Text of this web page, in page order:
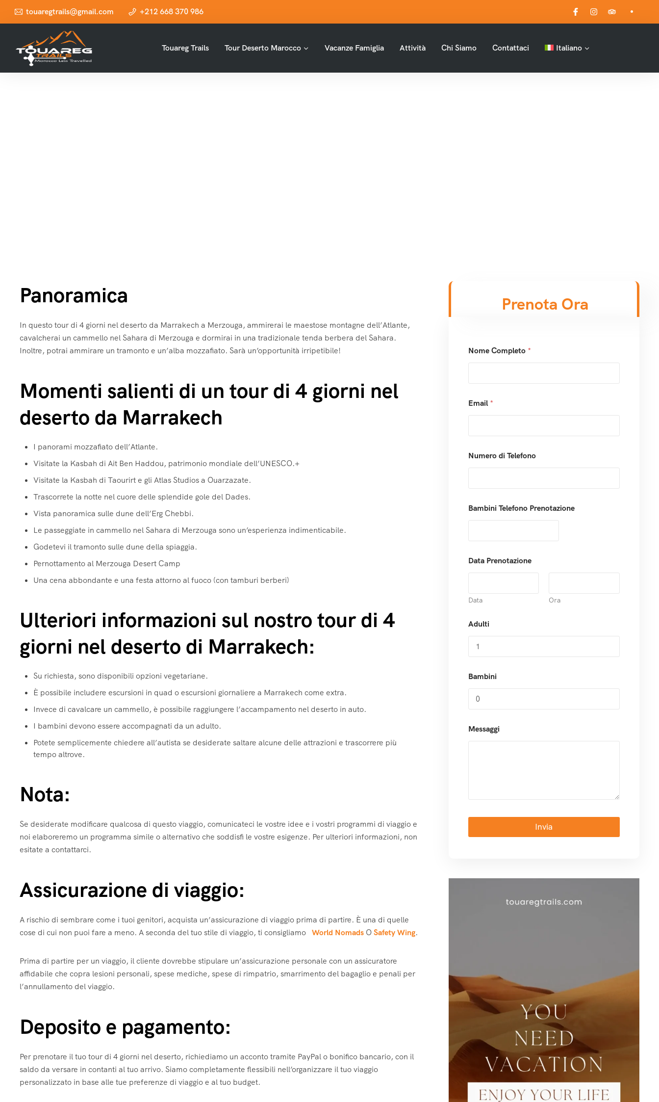
touaregtrails@gmail.com +212 668 370 986
Touareg Trails Tour Deserto Marocco Vacanze Famiglia Attività Chi Siamo Contattaci Italiano
Panoramica
In questo tour di 4 giorni nel deserto da Marrakech a Merzouga, ammirerai le maestose montagne dell’Atlante,
cavalcherai un cammello nel Sahara di Merzouga e dormirai in una tradizionale tenda berbera del Sahara.
Inoltre, potrai ammirare un tramonto e un’alba mozzafiato. Sarà un’opportunità irripetibile!
Momenti salienti di un tour di 4 giorni nel
deserto da Marrakech
I panorami mozzafiato dell’Atlante.
Visitate la Kasbah di Ait Ben Haddou, patrimonio mondiale dell’UNESCO.+
Visitate la Kasbah di Taourirt e gli Atlas Studios a Ouarzazate.
Trascorrete la notte nel cuore delle splendide gole del Dades.
Vista panoramica sulle dune dell’Erg Chebbi.
Le passeggiate in cammello nel Sahara di Merzouga sono un’esperienza indimenticabile.
Godetevi il tramonto sulle dune della spiaggia.
Pernottamento al Merzouga Desert Camp
Una cena abbondante e una festa attorno al fuoco (con tamburi berberi)
Ulteriori informazioni sul nostro tour di 4
giorni nel deserto di Marrakech:
Su richiesta, sono disponibili opzioni vegetariane.
È possibile includere escursioni in quad o escursioni giornaliere a Marrakech come extra.
Invece di cavalcare un cammello, è possibile raggiungere l’accampamento nel deserto in auto.
I bambini devono essere accompagnati da un adulto.
Potete semplicemente chiedere all’autista se desiderate saltare alcune delle attrazioni e trascorrere più
tempo altrove.
Nota:
Se desiderate modificare qualcosa di questo viaggio, comunicateci le vostre idee e i vostri programmi di viaggio e
noi elaboreremo un programma simile o alternativo che soddisfi le vostre esigenze. Per ulteriori informazioni, non
esitate a contattarci.
Assicurazione di viaggio:
A rischio di sembrare come i tuoi genitori, acquista un’assicurazione di viaggio prima di partire. È una di quelle
cose di cui non puoi fare a meno. A seconda del tuo stile di viaggio, ti consigliamo World Nomads OSafety Wing.
Prima di partire per un viaggio, il cliente dovrebbe stipulare un’assicurazione personale con un assicuratore
affidabile che copra lesioni personali, spese mediche, spese di rimpatrio, smarrimento del bagaglio e penali per
l’annullamento del viaggio.
Deposito e pagamento:
Per prenotare il tuo tour di 4 giorni nel deserto, richiediamo un acconto tramite PayPal o bonifico bancario, con il
saldo da versare in contanti al tuo arrivo. Siamo completamente flessibili nell’organizzare il tuo viaggio
personalizzato in base alle tue preferenze di viaggio e al tuo budget.
Prenota Ora
Nome Completo *
Email *
Numero di Telefono
Bambini Telefono Prenotazione
Data Prenotazione
Data Ora
Adulti
Bambini
Messaggi
Invia